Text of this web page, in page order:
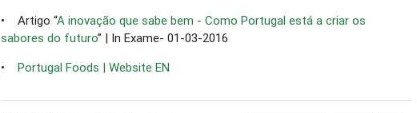
• Artigo “A inovação que sabe bem - Como Portugal está a criar os
sabores do futuro” | In Exame- 01-03-2016
•Portugal Foods | Website EN